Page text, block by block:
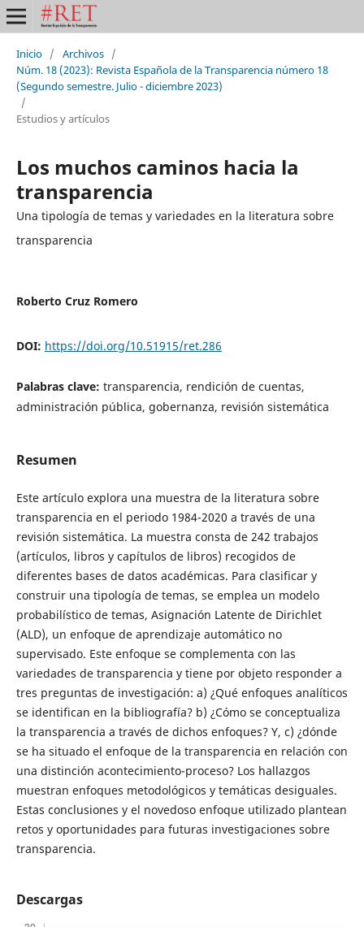
Inicio / Archivos /
Núm. 18 (2023): Revista Española de la Transparencia número 18
(Segundo semestre. Julio - diciembre 2023)
/
Estudios y artículos
Los muchos caminos hacia la
transparencia
Una tipología de temas y variedades en la literatura sobre
transparencia
Roberto Cruz Romero
DOI: https://doi.org/10.51915/ret.286
Palabras clave: transparencia, rendición de cuentas,
administración pública, gobernanza, revisión sistemática
Resumen
Este artículo explora una muestra de la literatura sobre
transparencia en el periodo 1984-2020 a través de una
revisión sistemática. La muestra consta de 242 trabajos
(artículos, libros y capítulos de libros) recogidos de
diferentes bases de datos académicas. Para clasificar y
construir una tipología de temas, se emplea un modelo
probabilístico de temas, Asignación Latente de Dirichlet
(ALD), un enfoque de aprendizaje automático no
supervisado. Este enfoque se complementa con las
variedades de transparencia y tiene por objeto responder a
tres preguntas de investigación: a) ¿Qué enfoques analíticos
se identifican en la bibliografía? b) ¿Cómo se conceptualiza
la transparencia a través de dichos enfoques? Y, c) ¿dónde
se ha situado el enfoque de la transparencia en relación con
una distinción acontecimiento-proceso? Los hallazgos
muestran enfoques metodológicos y temáticas desiguales.
Estas conclusiones y el novedoso enfoque utilizado plantean
retos y oportunidades para futuras investigaciones sobre
transparencia.
Descargas